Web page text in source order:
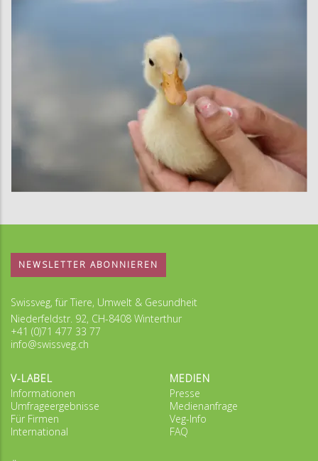
NEWSLETTER ABONNIEREN
Swissveg, für Tiere, Umwelt & Gesundheit
Niederfeldstr. 92, CH-8408 Winterthur
+41 (0)71 477 33 77
info@swissveg.ch
V-LABEL
Informationen
Umfrageergebnisse
Für Firmen
International
MEDIEN
Presse
Medienanfrage
Veg-Info
FAQ